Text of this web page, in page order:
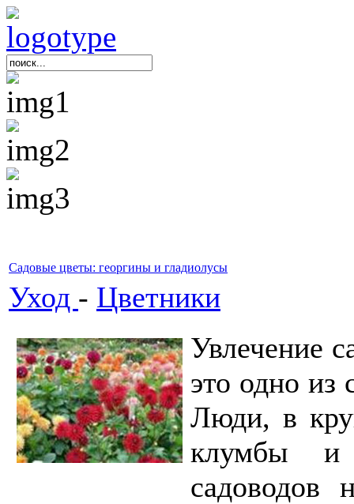
Садовые цветы: георгины и гладиолусы
Уход - Цветники
Увлечение
это одно из
Люди, в
клумбы и
садоводов